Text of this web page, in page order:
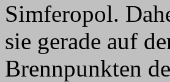
Simferopol.
sie gerade auf
Brennpunkten